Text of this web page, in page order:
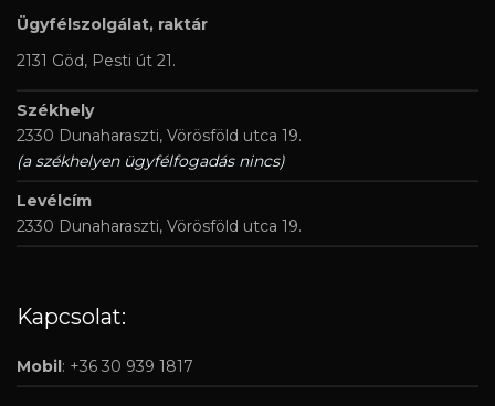
Ügyfélszolgálat, raktár
2131 Göd, Pesti út 21.
Székhely
2330 Dunaharaszti, Vörösföld utca 19.
(a székhelyen ügyfélfogadás nincs)
Levélcím
2330 Dunaharaszti, Vörösföld utca 19.
Kapcsolat:
Mobil : +36 30 939 1817